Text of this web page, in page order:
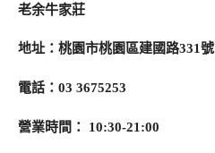
老余牛家莊
地址：桃園市桃園區建國路331號
電話：03 3675253
營業時間： 10:30-21:00